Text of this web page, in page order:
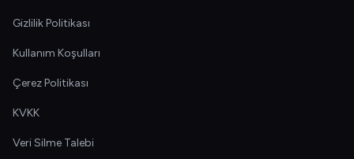
Gizlilik Politikası
Kullanım Koşulları
Çerez Politikası
KVKK
Veri Silme Talebi